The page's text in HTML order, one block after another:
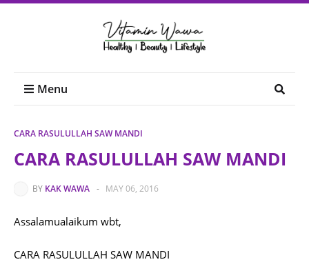
Menu
CARA RASULULLAH SAW MANDI
CARA RASULULLAH SAW MANDI
BY KAK WAWA - MAY 06, 2016
Assalamualaikum wbt,
CARA RASULULLAH SAW MANDI